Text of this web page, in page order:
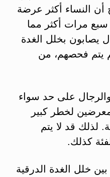
النساء أكثر عرضة
سبع مرات أكثر مما
يصابون بخلل الغدة
يتم فحصهم، من
والرجال على حد سواء
لخطر كبير
لذلك قد لا يتم
كذلك.
بين خلل الغدة الدرقية